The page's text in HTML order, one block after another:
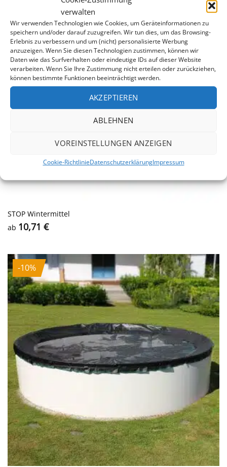
verwalten
Wir verwenden Technologien wie Cookies, um Geräteinformationen zu
speichern und/oder darauf zuzugreifen. Wir tun dies, um das Browsing-
Erlebnis zu verbessern und um (nicht) personalisierte Werbung
anzuzeigen. Wenn Sie diesen Technologien zustimmen, können wir
Daten wie das Surfverhalten oder eindeutige IDs auf dieser Website
verarbeiten. Wenn Sie Ihre Zustimmung nicht erteilen oder zurückziehen,
können bestimmte Funktionen beeinträchtigt werden.
AKZEPTIEREN
ABLEHNEN
VOREINSTELLUNGEN ANZEIGEN
Cookie-RichtlinieDatenschutzerklärungImpressum
STOP Wintermittel
ab 10,71 €
-10%